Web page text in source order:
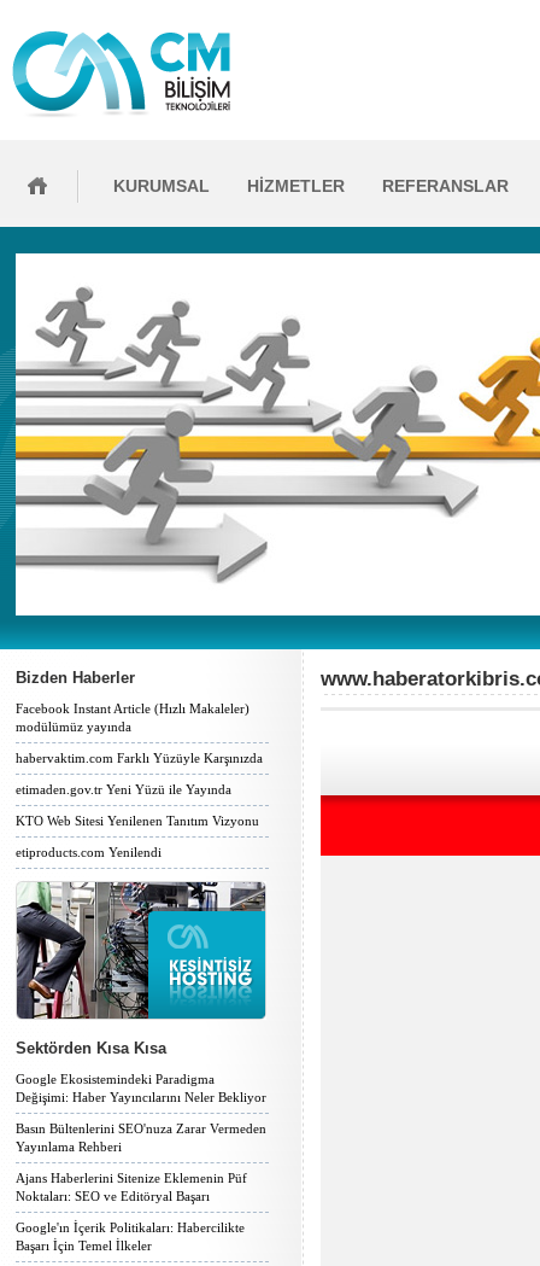
KURUMSAL HİZMETLER REFERANSLAR
Bizden Haberler
Facebook Instant Article (Hızlı Makaleler)
modülümüz yayında
habervaktim.com Farklı Yüzüyle Karşınızda
etimaden.gov.tr Yeni Yüzü ile Yayında
KTO Web Sitesi Yenilenen Tanıtım Vizyonu
etiproducts.com Yenilendi
Sektörden Kısa Kısa
Google Ekosistemindeki Paradigma
Değişimi: Haber Yayıncılarını Neler Bekliyor
Basın Bültenlerini SEO'nuza Zarar Vermeden
Yayınlama Rehberi
Ajans Haberlerini Sitenize Eklemenin Püf
Noktaları: SEO ve Editöryal Başarı
Google'ın İçerik Politikaları: Habercilikte
Başarı İçin Temel İlkeler